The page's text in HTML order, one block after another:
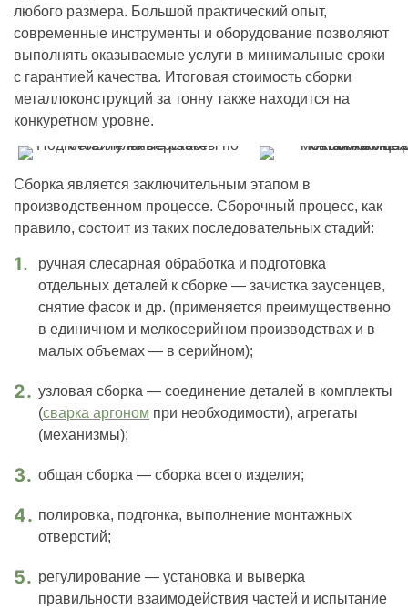
любого размера. Большой практический опыт,
современные инструменты и оборудование позволяют
выполнять оказываемые услуги в минимальные сроки
с гарантией качества. Итоговая стоимость сборки
металлоконструкций за тонну также находится на
конкуретном уровне.
Сборка является заключительным этапом в
производственном процессе. Сборочный процесс, как
правило, состоит из таких последовательных стадий:
ручная слесарная обработка и подготовка
отдельных деталей к сборке — зачистка заусенцев,
снятие фасок и др. (применяется преимущественно
в единичном и мелкосерийном производствах и в
малых объемах — в серийном);
узловая сборка — соединение деталей в комплекты
(сварка аргоном при необходимости), агрегаты
(механизмы);
общая сборка — сборка всего изделия;
полировка, подгонка, выполнение монтажных
отверстий;
регулирование — установка и выверка
правильности взаимодействия частей и испытание